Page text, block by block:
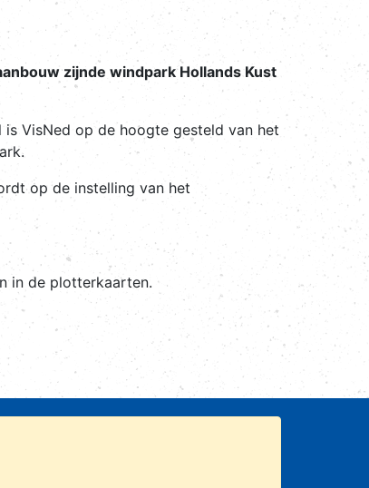
zijnde windpark Hollands Kust
VisNed op de hoogte gesteld van het
op de instelling van het
in de plotterkaarten.